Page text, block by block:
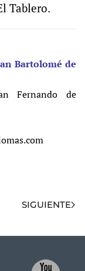
Tablero.
Bartolomé de
Fernando de
SIGUIENTE